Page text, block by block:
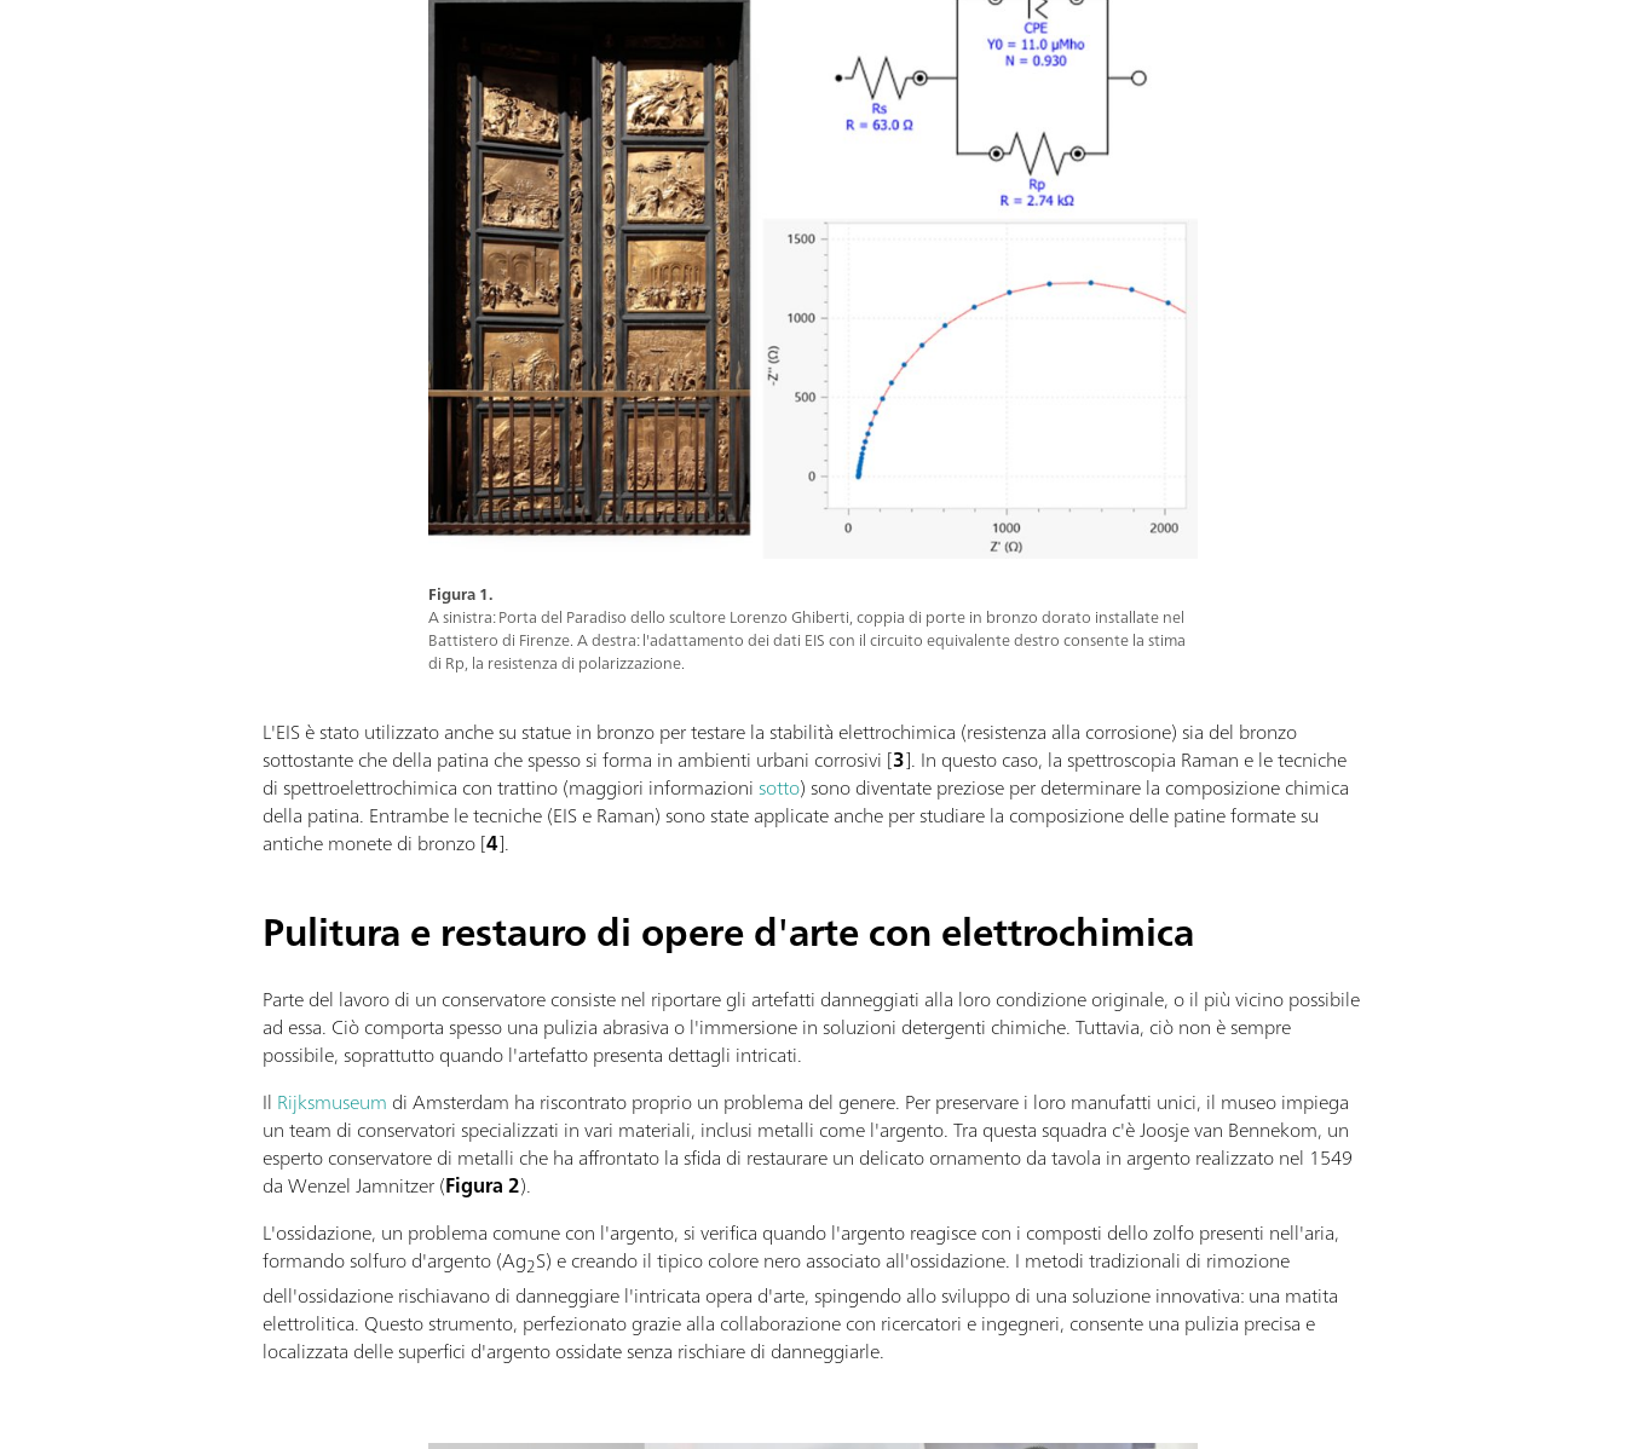
Figura 1.
A sinistra: Porta del Paradiso dello scultore Lorenzo Ghiberti, coppia di porte in bronzo dorato installate nel
Battistero di Firenze. A destra: l'adattamento dei dati EIS con il circuito equivalente destro consente la stima
di Rp, la resistenza di polarizzazione.
L'EIS è stato utilizzato anche su statue in bronzo per testare la stabilità elettrochimica (resistenza alla corrosione) sia del bronzo
sottostante che della patina che spesso si forma in ambienti urbani corrosivi [3]. In questo caso, la spettroscopia Raman e le tecniche
di spettroelettrochimica con trattino (maggiori informazionisotto) sono diventate preziose per determinare la composizione chimica
della patina. Entrambe le tecniche (EIS e Raman) sono state applicate anche per studiare la composizione delle patine formate su
antiche monete di bronzo [4].
Pulitura e restauro di opere d'arte con elettrochimica
Parte del lavoro di un conservatore consiste nel riportare gli artefatti danneggiati alla loro condizione originale, o il più vicino possibile
ad essa. Ciò comporta spesso una pulizia abrasiva o l'immersione in soluzioni detergenti chimiche. Tuttavia, ciò non è sempre
possibile, soprattutto quando l'artefatto presenta dettagli intricati.
Il Rijksmuseum di Amsterdam ha riscontrato proprio un problema del genere. Per preservare i loro manufatti unici, il museo impiega
un team di conservatori specializzati in vari materiali, inclusi metalli come l'argento. Tra questa squadra c'è Joosje van Bennekom, un
esperto conservatore di metalli che ha affrontato la sfida di restaurare un delicato ornamento da tavola in argento realizzato nel 1549
da Wenzel Jamnitzer (Figura 2).
L'ossidazione, un problema comune con l'argento, si verifica quando l'argento reagisce con i composti dello zolfo presenti nell'aria,
formando solfuro d'argento (Ag2S) e creando il tipico colore nero associato all'ossidazione. I metodi tradizionali di rimozione
dell'ossidazione rischiavano di danneggiare l'intricata opera d'arte, spingendo allo sviluppo di una soluzione innovativa: una matita
elettrolitica. Questo strumento, perfezionato grazie alla collaborazione con ricercatori e ingegneri, consente una pulizia precisa e
localizzata delle superfici d'argento ossidate senza rischiare di danneggiarle.